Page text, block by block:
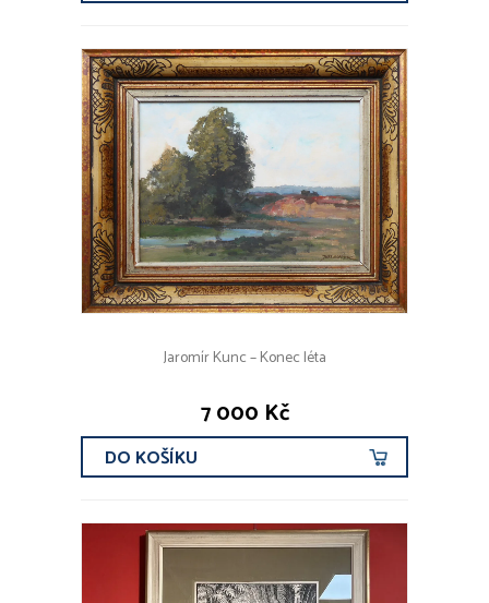
Jaromír Kunc – Konec léta
7 000 Kč
DO KOŠÍKU